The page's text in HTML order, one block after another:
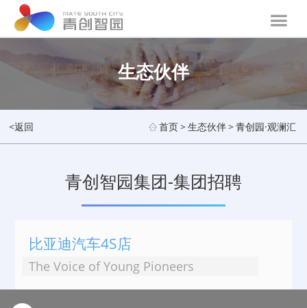
生态伙伴
<返回 首页>生态伙伴>青创园·观澜汇
青创智园集团-集团招聘
比亚迪汽车4S店
The Voice of Young Pioneers